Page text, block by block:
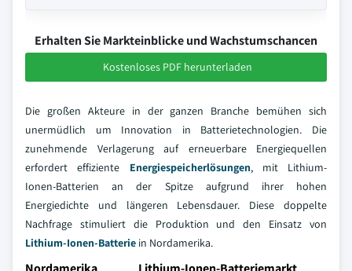
Erhalten Sie Markteinblicke und Wachstumschancen
Kostenloses PDF herunterladen
Die großen Akteure in der ganzen Branche bemühen sich
unermüdlich um Innovation in Batterietechnologien. Die
zunehmende Verlagerung auf erneuerbare Energiequellen
erfordert effiziente Energiespeicherlösungen, mit Lithium-
Ionen-Batterien an der Spitze aufgrund ihrer hohen
Energiedichte und längeren Lebensdauer. Diese doppelte
Nachfrage stimuliert die Produktion und den Einsatz von
Lithium-Ionen-Batterie in Nordamerika.